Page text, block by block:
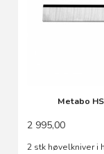
Metabo
2 995,00
2 stk høvelkniver i